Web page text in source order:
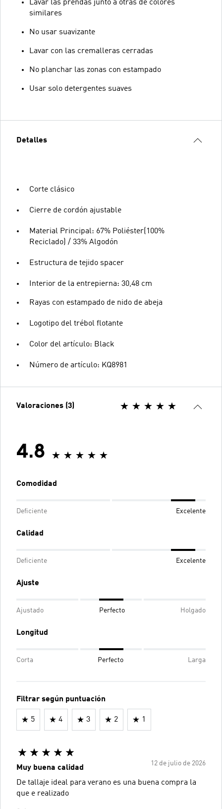
Lavar las prendas junto a otras de colores
similares
No usar suavizante
Lavar con las cremalleras cerradas
No planchar las zonas con estampado
Usar solo detergentes suaves
Detalles
Corte clásico
Cierre de cordón ajustable
Material Principal: 67% Poliéster(100%
Reciclado) / 33% Algodón
Estructura de tejido spacer
Interior de la entrepierna: 30,48 cm
Rayas con estampado de nido de abeja
Logotipo del trébol flotante
Color del artículo: Black
Número de artículo: KQ8981
Valoraciones (3)
4.8
Comodidad
Deficiente Excelente
Calidad
Deficiente Excelente
Ajuste
Ajustado Perfecto Holgado
Longitud
Corta Perfecto Larga
Filtrar según puntuación
5 4 3 2 1
12 de julio de 2026
Muy buena calidad
De tallaje ideal para verano es una buena compra la
que e realizado